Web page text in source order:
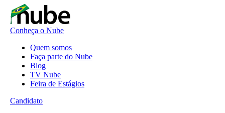
Conheça o Nube
Quem somos
Faça parte do Nube
Blog
TV Nube
Feira de Estágios
Candidato